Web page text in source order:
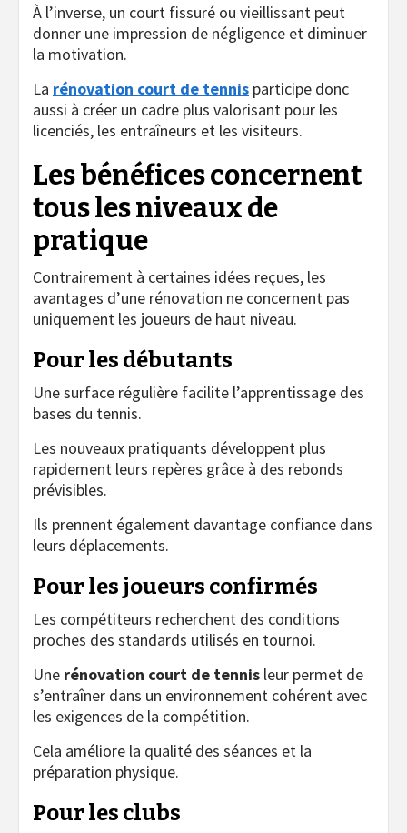
À l’inverse, un court fissuré ou vieillissant peut
donner une impression de négligence et diminuer
la motivation.
La rénovation court de tennis participe donc
aussi à créer un cadre plus valorisant pour les
licenciés, les entraîneurs et les visiteurs.
Les bénéfices concernent
tous les niveaux de
pratique
Contrairement à certaines idées reçues, les
avantages d’une rénovation ne concernent pas
uniquement les joueurs de haut niveau.
Pour les débutants
Une surface régulière facilite l’apprentissage des
bases du tennis.
Les nouveaux pratiquants développent plus
rapidement leurs repères grâce à des rebonds
prévisibles.
Ils prennent également davantage confiance dans
leurs déplacements.
Pour les joueurs confirmés
Les compétiteurs recherchent des conditions
proches des standards utilisés en tournoi.
Une rénovation court de tennis leur permet de
s’entraîner dans un environnement cohérent avec
les exigences de la compétition.
Cela améliore la qualité des séances et la
préparation physique.
Pour les clubs